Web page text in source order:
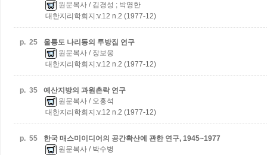
원문복사 / 김경성 ; 박영한
대한지리학회지:v.12 n.2 (1977-12)
p. 25
울릉도 나리동의 투방집 연구
원문복사 / 장보웅
대한지리학회지:v.12 n.2 (1977-12)
p. 35
예산지방의 과원촌락 연구
원문복사 / 오홍석
대한지리학회지:v.12 n.2 (1977-12)
p. 55
한국 매스미이디어의 공간확산에 관한 연구, 1945~1977
원문복사 / 박수병